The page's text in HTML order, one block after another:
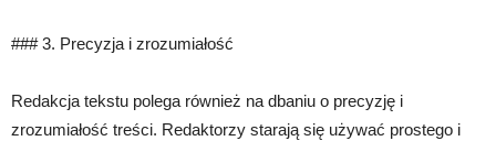
### 3. Precyzja i zrozumiałość
Redakcja tekstu polega również na dbaniu o precyzję i
zrozumiałość treści. Redaktorzy starają się używać prostego i